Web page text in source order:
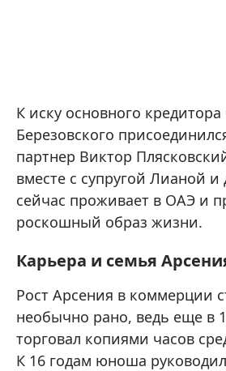
К иску основного
Березовского
партнер Виктор
вместе с супругой Лианой и
сейчас проживает в ОАЭ и
роскошный образ жизни.
Карьера и семья
Рост Арсения в коммерции
необычно рано, ведь еще в
торговал копиями часов
К 16 годам юноша